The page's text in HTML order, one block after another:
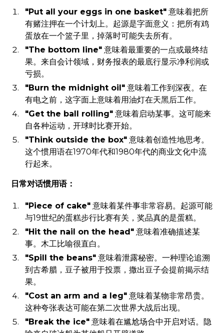
"Put all your eggs in one basket" 意味着把所
有赌注押在一个计划上。起源是字面意义：把所有鸡
蛋放在一个篮子里，掉落时可能失去所有。
"The bottom line" 意味着最重要的一点或最终结
果。来自会计领域，财务报表的最底行显示净利润或
亏损。
"Burn the midnight oil" 意味着工作到深夜。在
有电之前，这字面上意味着用油灯在天黑后工作。
"Get the ball rolling" 意味着启动某事。这可能来
自各种运动，开球时比赛开始。
"Think outside the box" 意味着创造性地思考。
这个惯用语在1970年代和1980年代的商业文化中流
行起来。
日常对话惯用语：
"Piece of cake" 意味着某件事非常容易。起源可能
与19世纪的蛋糕步行比赛有关，奖品真的是蛋糕。
"Hit the nail on the head" 意味着准确描述某
事。木工比喻很直白。
"Spill the beans" 意味着泄露秘密。一种理论追溯
到古希腊，豆子被用于投票，撒出豆子会提前揭示结
果。
"Cost an arm and a leg" 意味着某物非常昂贵。
这种夸张表达可能在第二次世界大战后出现。
"Break the ice" 意味着在尴尬场合中开启对话。隐